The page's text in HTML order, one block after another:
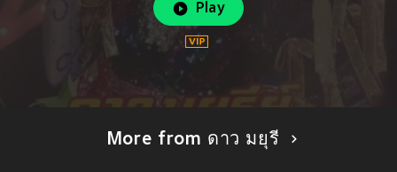
Play
More from ดาว มยุรี